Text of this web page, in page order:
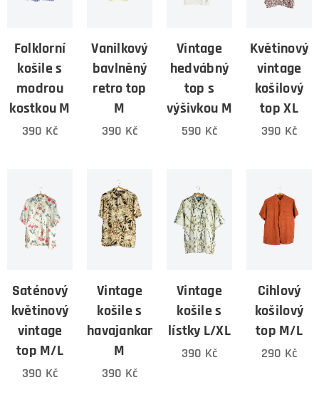
Folklorní
košile s
modrou
kostkou M
390 Kč
Vanilkový
bavlněný
retro top
M
390 Kč
Vintage
hedvábný
top s
výšivkou M
590 Kč
Květinový
vintage
košilový
top XL
390 Kč
Saténový
květinový
vintage
top M/L
390 Kč
Vintage
košile s
havajankami
M
390 Kč
Vintage
košile s
lístky L/XL
390 Kč
Cihlový
košilový
top M/L
290 Kč